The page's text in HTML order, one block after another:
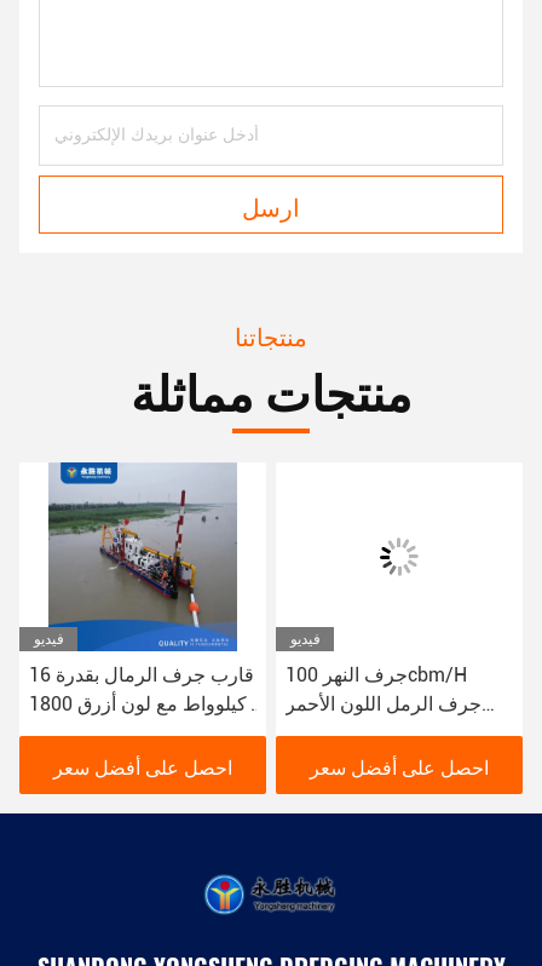
ارسل
منتجاتنا
منتجات مماثلة
فيديو
قارب جرف الرمال بقدرة 16
كيلوواط مع لون أزرق 1800
م 3 / ساعة للجرف النهري
YSCSD350
احصل على أفضل سعر
فيديو
جرف النهر 100cbm/H
جرف الرمل اللون الأحمر
16kw قارب جرف الوحل
احصل على أفضل سعر